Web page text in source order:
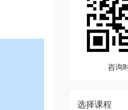
咨询
选择课程